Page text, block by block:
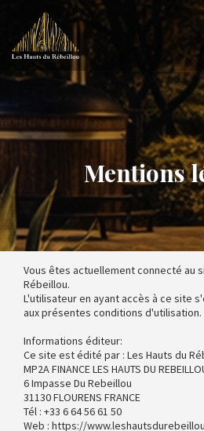
Mentions
Vous êtes actuellement connecté au
Rébeillou.
L'utilisateur en ayant accès à ce site
aux présentes conditions d'utilisation.
Informations éditeur:
Ce site est édité par : Les Hauts du
MP2A FINANCE LES HAUTS DU
6 Impasse Du Rebeillou
31130 FLOURENS FRANCE
Tél : +33 6 64 56 61 50
Web : https://